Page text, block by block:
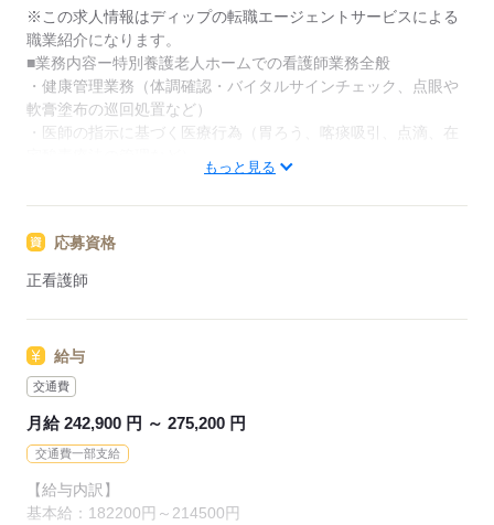
介。
履歴書作成のアドバイスや面接日の調整だけでなく、
お給料、お休み、入職時期の交渉もサポートします。
【もちろん無料】
費用は一切かかりません。
※この求人情報はディップの転職エージェントサービスによる
職業紹介になります。
■業務内容ー特別養護老人ホームでの看護師業務全般
・健康管理業務（体調確認・バイタルサインチェック、点眼や
軟膏塗布の巡回処置など）
・医師の指示に基づく医療行為（胃ろう、喀痰吸引、点滴、在
・診察介助
・看護記録
・施設全体の感染予防対策、医療上の指示（介護職スタッフへ
・レクリエーションの補助
※定員：70名／ショートステイ5名
◎残業少な目！プライベートとの両立が可能です！
◎12施設を運営する安定した母体のもと、福利厚生が整った職
場環境で勤務できます♪
もっと見る
応募資格
正看護師
給与
交通費
月給 242,900 円 ～ 275,200 円
交通費一部支給
【給与内訳】
基本給：182200円～214500円